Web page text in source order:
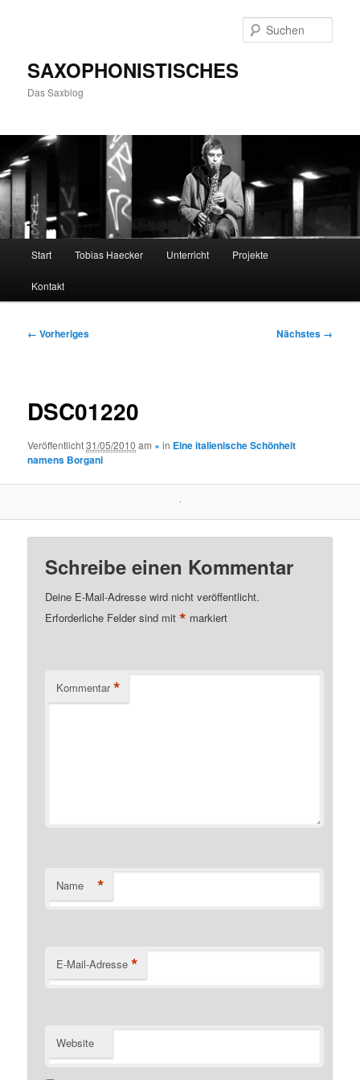
SAXOPHONISTISCHES
Das Saxblog
Start Tobias Haecker Unterricht Projekte
Kontakt
Bilder-
← Vorheriges Nächstes →
DSC01220
Veröffentlicht31/05/2010 am ×in Eine italienische Schönheit
namens Borgani
Schreibe einen Kommentar
Deine E-Mail-Adresse wird nicht veröffentlicht.
Erforderliche Felder sind mit* markiert
Kommentar *
Name *
E-Mail-Adresse *
Website